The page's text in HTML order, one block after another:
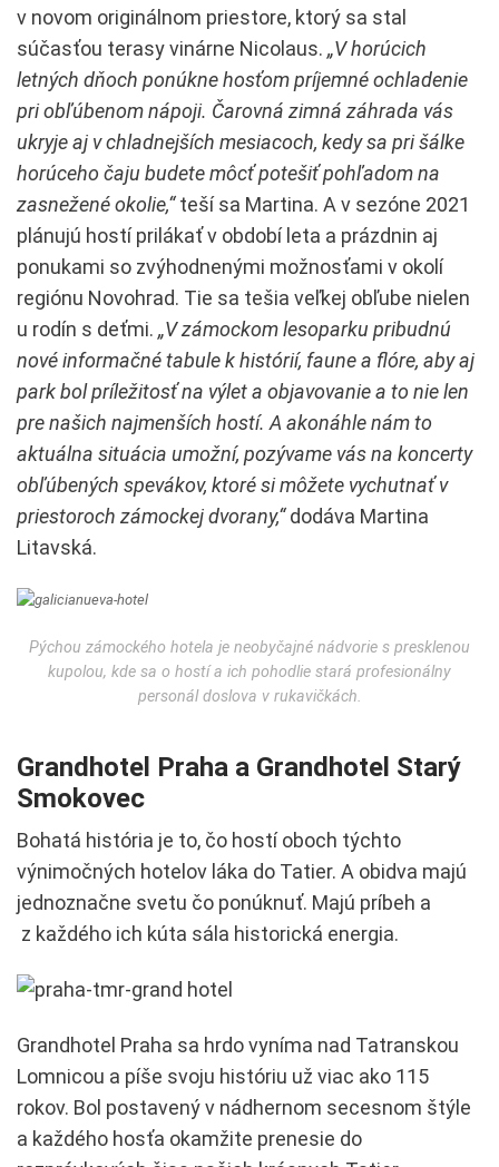
v novom originálnom priestore, ktorý sa stal
súčasťou terasy vinárne Nicolaus. „V horúcich
letných dňoch ponúkne hosťom príjemné ochladenie
pri obľúbenom nápoji. Čarovná zimná záhrada vás
ukryje aj v chladnejších mesiacoch, kedy sa pri šálke
horúceho čaju budete môcť potešiť pohľadom na
zasnežené okolie,“teší sa Martina. A v sezóne 2021
plánujú hostí prilákať v období leta a prázdnin aj
ponukami so zvýhodnenými možnosťami v okolí
regiónu Novohrad. Tie sa tešia veľkej obľube nielen
u rodín s deťmi. „V zámockom lesoparku pribudnú
nové informačné tabule k histórií, faune a flóre, aby aj
park bol príležitosť na výlet a objavovanie a to nie len
pre našich najmenších hostí. A akonáhle nám to
aktuálna situácia umožní, pozývame vás na koncerty
obľúbených spevákov, ktoré si môžete vychutnať v
priestoroch zámockej dvorany,“dodáva Martina
Litavská.
Pýchou zámockého hotela je neobyčajné nádvorie s presklenou
kupolou, kde sa o hostí a ich pohodlie stará profesionálny
personál doslova v rukavičkách.
Grandhotel Praha a Grandhotel Starý
Smokovec
Bohatá história je to, čo hostí oboch týchto
výnimočných hotelov láka do Tatier. A obidva majú
jednoznačne svetu čo ponúknuť. Majú príbeh a
z každého ich kúta sála historická energia.
Grandhotel Praha sa hrdo vyníma nad Tatranskou
Lomnicou a píše svoju históriu už viac ako 115
rokov. Bol postavený v nádhernom secesnom štýle
a každého hosťa okamžite prenesie do